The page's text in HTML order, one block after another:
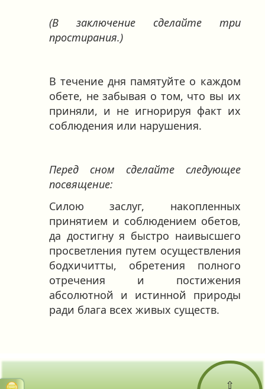
(В заключение сделайте три
простирания.)
В течение дня памятуйте о каждом
обете, не забывая о том, что вы их
приняли, и не игнорируя факт их
соблюдения или нарушения.
Перед сном сделайте следующее
посвящение:
Силою заслуг, накопленных
принятием и соблюдением обетов,
да достигну я быстро наивысшего
просветления путем осуществления
бодхичитты, обретения полного
отречения и постижения
абсолютной и истинной природы
ради блага всех живых существ.
⇧